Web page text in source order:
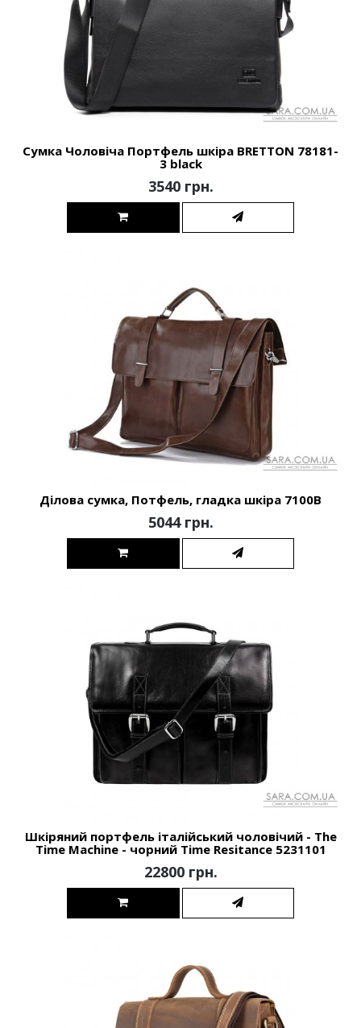
Сумка Чоловіча Портфель шкіра BRETTON 78181-
3 black
3540 грн.
Ділова сумка, Потфель, гладка шкіра 7100B
5044 грн.
Шкіряний портфель італійський чоловічий - The
Time Machine - чорний Time Resitance 5231101
22800 грн.